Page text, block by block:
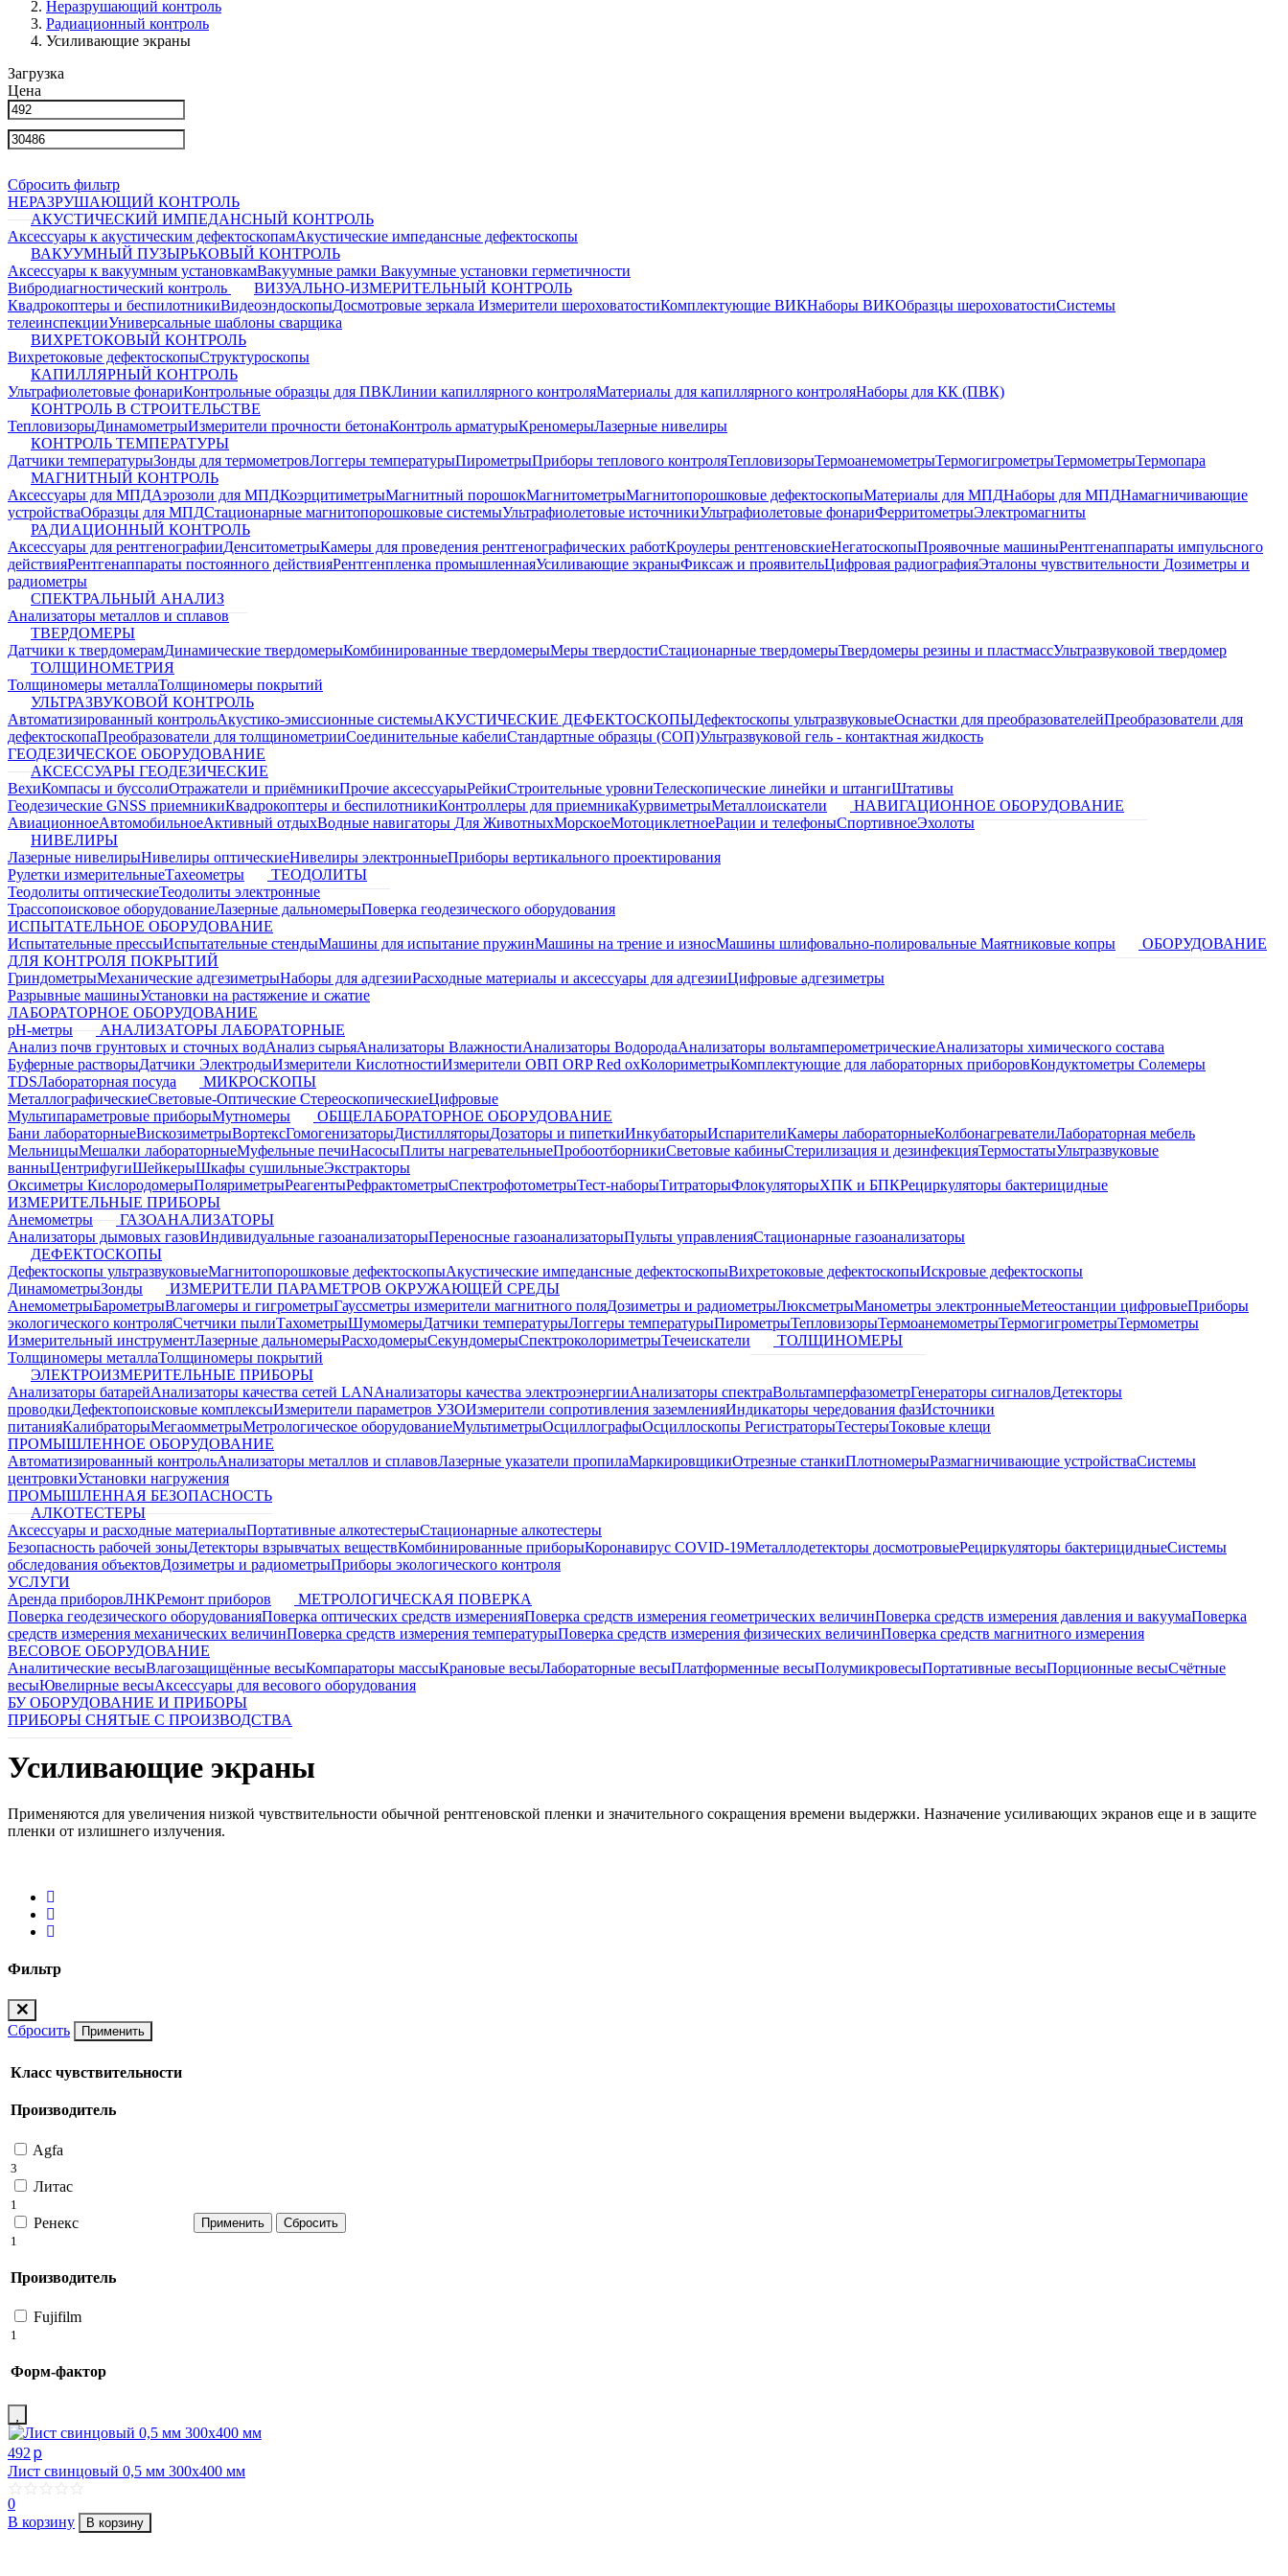
Неразрушающий контроль
Радиационный контроль
Усиливающие экраны
Загрузка
Цена
Сбросить фильтр
НЕРАЗРУШАЮЩИЙ КОНТРОЛЬ
АКУСТИЧЕСКИЙ ИМПЕДАНСНЫЙ КОНТРОЛЬ
Аксессуары к акустическим дефектоскопамАкустические импедансные дефектоскопы
ВАКУУМНЫЙ ПУЗЫРЬКОВЫЙ КОНТРОЛЬ
Аксессуары к вакуумным установкамВакуумные рамки Вакуумные установки герметичности
Вибродиагностический контроль
ВИЗУАЛЬНО-ИЗМЕРИТЕЛЬНЫЙ КОНТРОЛЬ
Квадрокоптеры и беспилотникиВидеоэндоскопыДосмотровые зеркалаИзмерители шероховатостиКомплектующие ВИКНаборы ВИКОбразцы шероховатостиСистемы
телеинспекцииУниверсальные шаблоны сварщика
ВИХРЕТОКОВЫЙ КОНТРОЛЬ
Вихретоковые дефектоскопыСтруктуроскопы
КАПИЛЛЯРНЫЙ КОНТРОЛЬ
Ультрафиолетовые фонариКонтрольные образцы для ПВКЛинии капиллярного контроляМатериалы для капиллярного контроляНаборы для КК (ПВК)
КОНТРОЛЬ В СТРОИТЕЛЬСТВЕ
ТепловизорыДинамометрыИзмерители прочности бетонаКонтроль арматурыКреномерыЛазерные нивелиры
КОНТРОЛЬ ТЕМПЕРАТУРЫ
Датчики температурыЗонды для термометровЛоггеры температурыПирометрыПриборы теплового контроляТепловизорыТермоанемометрыТермогигрометрыТермометрыТермопара
МАГНИТНЫЙ КОНТРОЛЬ
Аксессуары для МПДАэрозоли для МПДКоэрцитиметрыМагнитный порошокМагнитометрыМагнитопорошковые дефектоскопыМатериалы для МПДНаборы для МПДНамагничивающие
устройстваОбразцы для МПДСтационарные магнитопорошковые системыУльтрафиолетовые источникиУльтрафиолетовые фонариФерритометрыЭлектромагниты
РАДИАЦИОННЫЙ КОНТРОЛЬ
Аксессуары для рентгенографииДенситометрыКамеры для проведения рентгенографических работКроулеры рентгеновскиеНегатоскопыПроявочные машиныРентгенаппараты импульсного
действияРентгенаппараты постоянного действияРентгенпленка промышленнаяУсиливающие экраныФиксаж и проявительЦифровая радиографияЭталоны чувствительности Дозиметры и
радиометры
СПЕКТРАЛЬНЫЙ АНАЛИЗ
Анализаторы металлов и сплавов
ТВЕРДОМЕРЫ
Датчики к твердомерамДинамические твердомерыКомбинированные твердомерыМеры твердостиСтационарные твердомерыТвердомеры резины и пластмассУльтразвуковой твердомер
ТОЛЩИНОМЕТРИЯ
Толщиномеры металлаТолщиномеры покрытий
УЛЬТРАЗВУКОВОЙ КОНТРОЛЬ
Автоматизированный контрольАкустико-эмиссионные системыАКУСТИЧЕСКИЕ ДЕФЕКТОСКОПЫДефектоскопы ультразвуковыеОснастки для преобразователейПреобразователи для
дефектоскопаПреобразователи для толщинометрииСоединительные кабелиСтандартные образцы (СОП)Ультразвуковой гель - контактная жидкость
ГЕОДЕЗИЧЕСКОЕ ОБОРУДОВАНИЕ
АКСЕССУАРЫ ГЕОДЕЗИЧЕСКИЕ
ВехиКомпасы и буссолиОтражатели и приёмникиПрочие аксессуарыРейкиСтроительные уровниТелескопические линейки и штангиШтативы
Геодезические GNSS приемникиКвадрокоптеры и беспилотникиКонтроллеры для приемникаКурвиметрыМеталлоискатели
НАВИГАЦИОННОЕ ОБОРУДОВАНИЕ
АвиационноеАвтомобильноеАктивный отдыхВодные навигаторы Для ЖивотныхМорскоеМотоциклетноеРации и телефоныСпортивноеЭхолоты
НИВЕЛИРЫ
Лазерные нивелирыНивелиры оптическиеНивелиры электронныеПриборы вертикального проектирования
Рулетки измерительныеТахеометры
ТЕОДОЛИТЫ
Теодолиты оптическиеТеодолиты электронные
Трассопоисковое оборудованиеЛазерные дальномерыПоверка геодезического оборудования
ИСПЫТАТЕЛЬНОЕ ОБОРУДОВАНИЕ
Испытательные прессыИспытательные стендыМашины для испытание пружинМашины на трение и износМашины шлифовально-полировальные Маятниковые копры
ОБОРУДОВАНИЕ
ДЛЯ КОНТРОЛЯ ПОКРЫТИЙ
ГриндометрыМеханические адгезиметрыНаборы для адгезииРасходные материалы и аксессуары для адгезииЦифровые адгезиметры
Разрывные машиныУстановки на растяжение и сжатие
ЛАБОРАТОРНОЕ ОБОРУДОВАНИЕ
pH-метры
АНАЛИЗАТОРЫ ЛАБОРАТОРНЫЕ
Анализ почв грунтовых и сточных водАнализ сырьяАнализаторы ВлажностиАнализаторы ВодородаАнализаторы вольтамперометрическиеАнализаторы химического состава
Буферные растворыДатчики ЭлектродыИзмерители КислотностиИзмерители ОВП ORP Red oxКолориметрыКомплектующие для лабораторных приборовКондуктометры Солемеры
TDSЛабораторная посуда
МИКРОСКОПЫ
МеталлографическиеСветовые-ОптическиеСтереоскопическиеЦифровые
Мультипараметровые приборыМутномеры
ОБЩЕЛАБОРАТОРНОЕ ОБОРУДОВАНИЕ
Бани лабораторныеВискозиметрыВортексГомогенизаторыДистилляторыДозаторы и пипеткиИнкубаторыИспарителиКамеры лабораторныеКолбонагревателиЛабораторная мебель
МельницыМешалки лабораторныеМуфельные печиНасосыПлиты нагревательныеПробоотборникиСветовые кабиныСтерилизация и дезинфекцияТермостатыУльтразвуковые
ванныЦентрифугиШейкерыШкафы сушильныеЭкстракторы
Оксиметры КислородомерыПоляриметрыРеагентыРефрактометрыСпектрофотометрыТест-наборыТитраторыФлокуляторыХПК и БПКРециркуляторы бактерицидные
ИЗМЕРИТЕЛЬНЫЕ ПРИБОРЫ
Анемометры
ГАЗОАНАЛИЗАТОРЫ
Анализаторы дымовых газовИндивидуальные газоанализаторыПереносные газоанализаторыПульты управленияСтационарные газоанализаторы
ДЕФЕКТОСКОПЫ
Дефектоскопы ультразвуковыеМагнитопорошковые дефектоскопыАкустические импедансные дефектоскопыВихретоковые дефектоскопыИскровые дефектоскопы
ДинамометрыЗонды
ИЗМЕРИТЕЛИ ПАРАМЕТРОВ ОКРУЖАЮЩЕЙ СРЕДЫ
АнемометрыБарометрыВлагомеры и гигрометрыГауссметры измерители магнитного поляДозиметры и радиометрыЛюксметрыМанометры электронныеМетеостанции цифровыеПриборы
экологического контроляСчетчики пылиТахометрыШумомерыДатчики температурыЛоггеры температурыПирометрыТепловизорыТермоанемометрыТермогигрометрыТермометры
Измерительный инструментЛазерные дальномерыРасходомерыСекундомерыСпектроколориметрыТечеискатели
ТОЛЩИНОМЕРЫ
Толщиномеры металлаТолщиномеры покрытий
ЭЛЕКТРОИЗМЕРИТЕЛЬНЫЕ ПРИБОРЫ
Анализаторы батарейАнализаторы качества сетей LANАнализаторы качества электроэнергииАнализаторы спектраВольтамперфазометрГенераторы сигналовДетекторы
проводкиДефектопоисковые комплексыИзмерители параметров УЗОИзмерители сопротивления заземленияИндикаторы чередования фазИсточники
питанияКалибраторыМегаомметрыМетрологическое оборудованиеМультиметрыОсциллографыОсциллоскопы РегистраторыТестерыТоковые клещи
ПРОМЫШЛЕННОЕ ОБОРУДОВАНИЕ
Автоматизированный контрольАнализаторы металлов и сплавовЛазерные указатели пропилаМаркировщикиОтрезные станкиПлотномерыРазмагничивающие устройстваСистемы
центровкиУстановки нагружения
ПРОМЫШЛЕННАЯ БЕЗОПАСНОСТЬ
АЛКОТЕСТЕРЫ
Аксессуары и расходные материалыПортативные алкотестерыСтационарные алкотестеры
Безопасность рабочей зоныДетекторы взрывчатых веществКомбинированные приборыКоронавирус COVID-19Металлодетекторы досмотровыеРециркуляторы бактерицидныеСистемы
обследования объектовДозиметры и радиометрыПриборы экологического контроля
УСЛУГИ
Аренда приборовЛНКРемонт приборов
МЕТРОЛОГИЧЕСКАЯ ПОВЕРКА
Поверка геодезического оборудованияПоверка оптических средств измеренияПоверка средств измерения геометрических величинПоверка средств измерения давления и вакуумаПоверка
средств измерения механических величинПоверка средств измерения температурыПоверка средств измерения физических величинПоверка средств магнитного измерения
ВЕСОВОЕ ОБОРУДОВАНИЕ
Аналитические весыВлагозащищённые весыКомпараторы массыКрановые весыЛабораторные весыПлатформенные весыПолумикровесыПортативные весыПорционные весыСчётные
весыЮвелирные весыАксессуары для весового оборудования
БУ ОБОРУДОВАНИЕ И ПРИБОРЫ
ПРИБОРЫ СНЯТЫЕ С ПРОИЗВОДСТВА
Усиливающие экраны
Применяются для увеличения низкой чувствительности обычной рентгеновской пленки и значительного сокращения времени выдержки. Назначение усиливающих экранов еще и в защите
пленки от излишнего излучения.
Фильтр
Сбросить Применить
Класс чувствительности
Производитель
Agfa
3
Литас
1
Ренекс
1
Производитель
Fujifilm
1
Форм-фактор
492 p
Лист свинцовый 0,5 мм 300х400 мм
0
В корзину
В корзину